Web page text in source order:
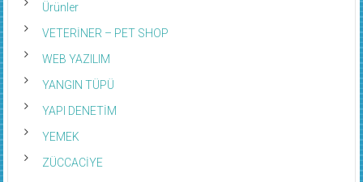
Ürünler
VETERİNER – PET SHOP
WEB YAZILIM
YANGIN TÜPÜ
YAPI DENETİM
YEMEK
ZÜCCACİYE